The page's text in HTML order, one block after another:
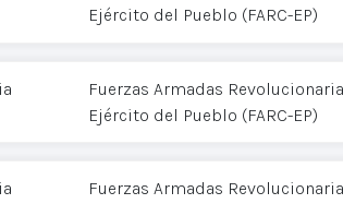
Ejército del Pueblo (FARC-EP)
Fuerzas Armadas
Ejército del Pueblo (FARC-EP)
Fuerzas Armadas